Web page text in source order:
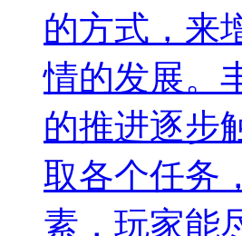
的方式，来
情的发展。
的推进逐步
取各个任务
素，玩家能